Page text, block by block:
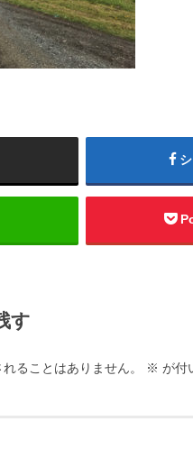
す
ることはありません。 ※ が付